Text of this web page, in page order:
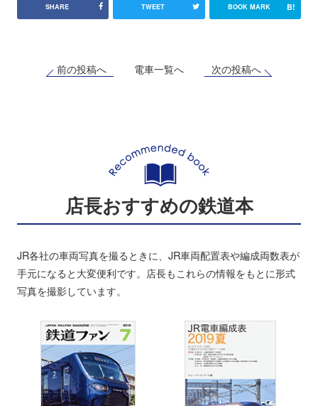
SHARE TWEET BOOK MARK B!
前の投稿へ 電車一覧へ 次の投稿へ
店長おすすめの鉄道本
JR各社の車両写真を撮るときに、JR車両配置表や編成両数表が
手元になると大変便利です。店長もこれらの情報をもとに形式
写真を撮影しています。